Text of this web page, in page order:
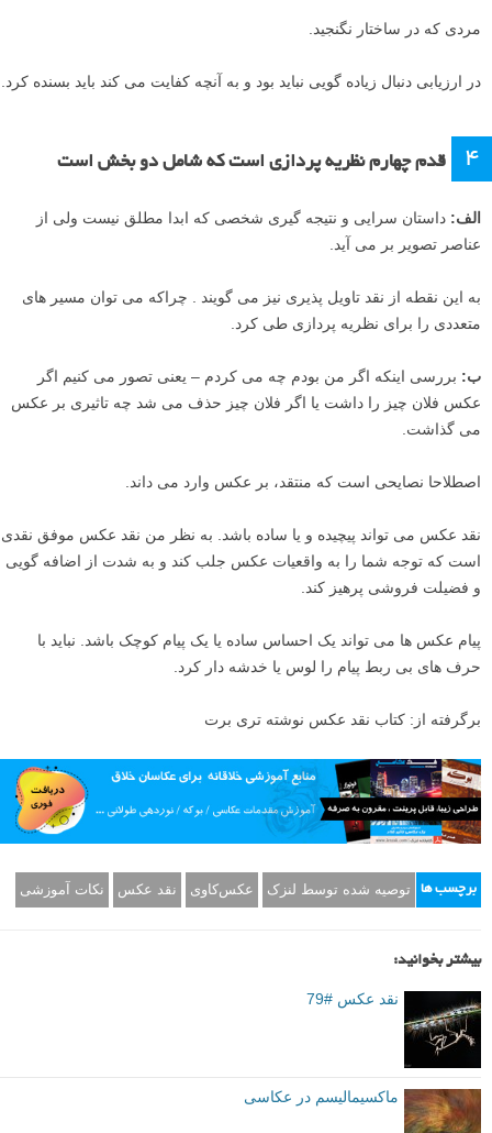
مردی که در ساختار نگنجید.
در ارزیابی دنبال زیاده گویی نباید بود و به آنچه کفایت می کند باید بسنده کرد.
۴ قدم چهارم نظریه پردازی است که شامل دو بخش است
الف: داستان سرایی و نتیجه گیری شخصی که ابدا مطلق نیست ولی از
عناصر تصویر بر می آید.
به این نقطه از نقد تاویل پذیری نیز می گویند . چراکه می توان مسیر های
متعددی را برای نظریه پردازی طی کرد.
ب: بررسی اینکه اگر من بودم چه می کردم – یعنی تصور می کنیم اگر
عکس فلان چیز را داشت یا اگر فلان چیز حذف می شد چه تاثیری بر عکس
می گذاشت.
اصطلاحا نصایحی است که منتقد، بر عکس وارد می داند.
نقد عکس می تواند پیچیده و یا ساده باشد. به نظر من نقد عکس موفق نقدی
است که توجه شما را به واقعیات عکس جلب کند و به شدت از اضافه گویی
و فضیلت فروشی پرهیز کند.
پیام عکس ها می تواند یک احساس ساده یا یک پیام کوچک باشد. نباید با
حرف های بی ربط پیام را لوس یا خدشه دار کرد.
برگرفته از: کتاب نقد عکس نوشته تری برت
برچسب ها توصیه شده توسط لنزک عکس‌کاوی نقد عکس نکات آموزشی
بیشتر بخوانید:
نقد عکس #79
ماکسیمالیسم در عکاسی